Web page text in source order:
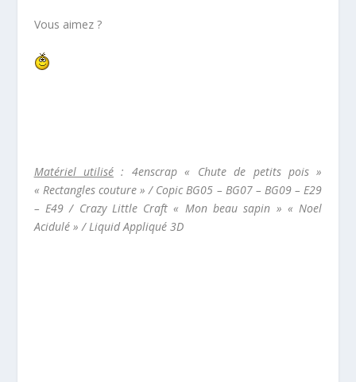
Vous aimez ?
Matériel utilisé : 4enscrap « Chute de petits pois »
« Rectangles couture » / Copic BG05 – BG07 – BG09 – E29
– E49 / Crazy Little Craft « Mon beau sapin » « Noel
Acidulé » / Liquid Appliqué 3D